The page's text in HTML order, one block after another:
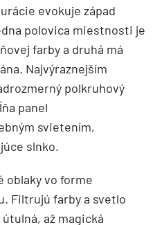
evokuje západ
polovica miestnosti je
farby a druhá má
Najvýraznejším
polkruhový
panel
svietením,
slnko.
oblaky vo forme
Filtrujú farby a svetlo
až magická